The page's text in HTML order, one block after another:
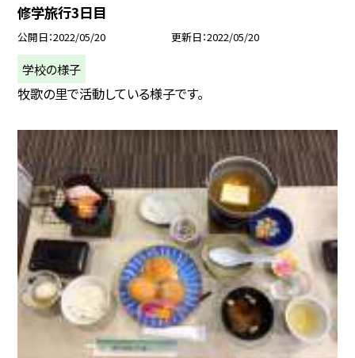
修学旅行3日目
公開日 2022/05/20 更新日 2022/05/20
学校の様子
牧歌の里で活動している様子です。